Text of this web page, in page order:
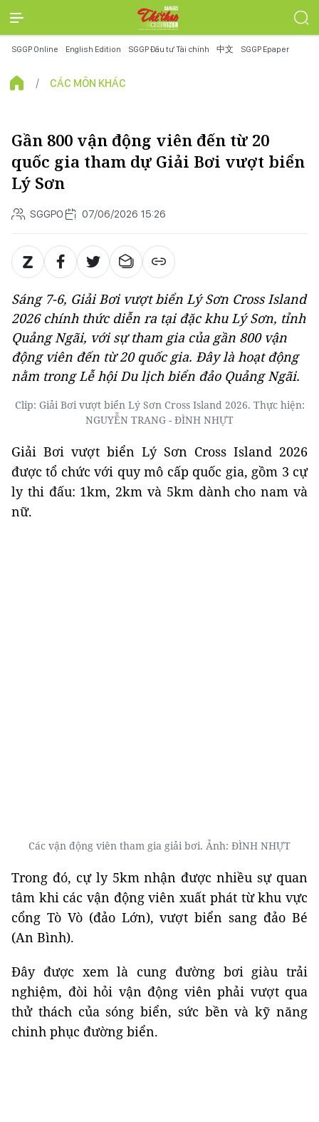
SGGP Online English Edition SGGP Đầu tư Tài chính 中文 SGGP Epaper
CÁC MÔN KHÁC
Gần 800 vận động viên đến từ 20
quốc gia tham dự Giải Bơi vượt biển
Lý Sơn
SGGPO 07/06/2026 15:26
Sáng 7-6, Giải Bơi vượt biển Lý Sơn Cross Island
2026 chính thức diễn ra tại đặc khu Lý Sơn, tỉnh
Quảng Ngãi, với sự tham gia của gần 800 vận
động viên đến từ 20 quốc gia. Đây là hoạt động
nằm trong Lễ hội Du lịch biển đảo Quảng Ngãi.
Clip: Giải Bơi vượt biển Lý Sơn Cross Island 2026. Thực hiện:
NGUYỄN TRANG - ĐÌNH NHỰT
Giải Bơi vượt biển Lý Sơn Cross Island 2026
được tổ chức với quy mô cấp quốc gia, gồm 3 cự
ly thi đấu: 1km, 2km và 5km dành cho nam và
nữ.
Các vận động viên tham gia giải bơi. Ảnh: ĐÌNH NHỰT
Trong đó, cự ly 5km nhận được nhiều sự quan
tâm khi các vận động viên xuất phát từ khu vực
cổng Tò Vò (đảo Lớn), vượt biển sang đảo Bé
(An Bình).
Đây được xem là cung đường bơi giàu trải
nghiệm, đòi hỏi vận động viên phải vượt qua
thử thách của sóng biển, sức bền và kỹ năng
chinh phục đường biển.